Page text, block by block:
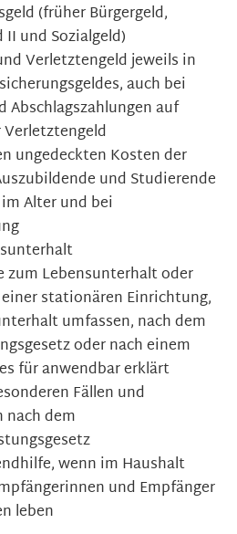
(früher Bürgergeld,
und Sozialgeld)
Verletztengeld jeweils in
auch bei
Abschlagszahlungen auf
Verletztengeld
ungedeckten Kosten der
und Studierende
Alter und bei
zum Lebensunterhalt oder
stationären Einrichtung,
umfassen, nach dem
oder nach einem
für anwendbar erklärt
Fällen und
nach dem
wenn im Haushalt
und Empfänger
leben